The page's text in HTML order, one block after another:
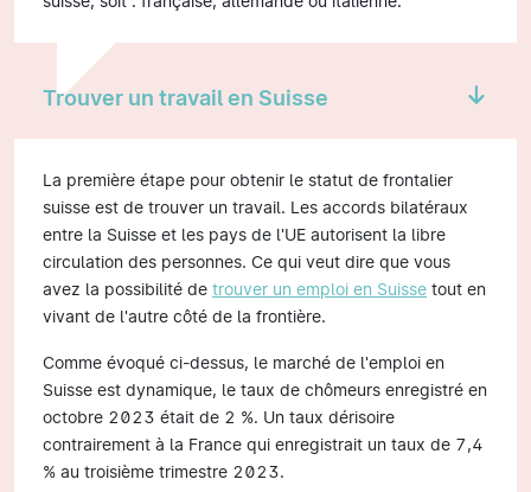
Trouver un travail en Suisse
La première étape pour obtenir le statut de frontalier
suisse est de trouver un travail. Les accords bilatéraux
entre la Suisse et les pays de l'UE autorisent la libre
circulation des personnes. Ce qui veut dire que vous
avez la possibilité de trouver un emploi en Suisse tout en
vivant de l'autre côté de la frontière.
Comme évoqué ci-dessus, le marché de l'emploi en
Suisse est dynamique, le taux de chômeurs enregistré en
octobre 2023 était de 2 %. Un taux dérisoire
contrairement à la France qui enregistrait un taux de 7,4
% au troisième trimestre 2023.